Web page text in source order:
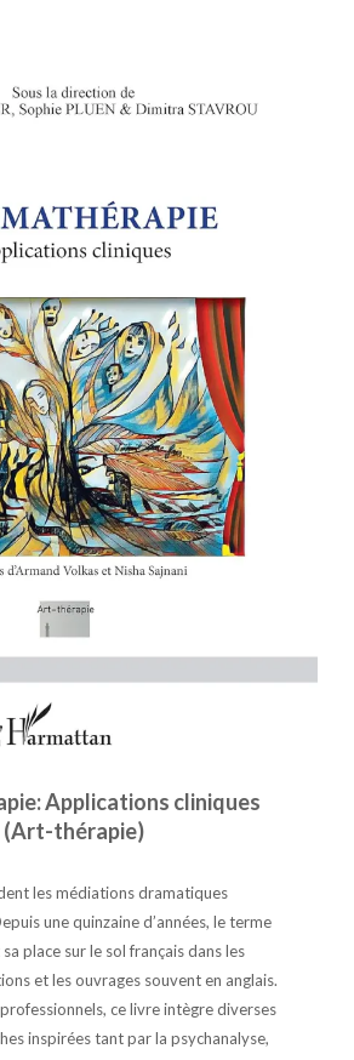
Applications cliniques
(Art-thérapie)
les médiations dramatiques
une quinzaine d’années, le terme
place sur le sol français dans les
et les ouvrages souvent en anglais.
ce livre intègre diverses
inspirées tant par la psychanalyse,